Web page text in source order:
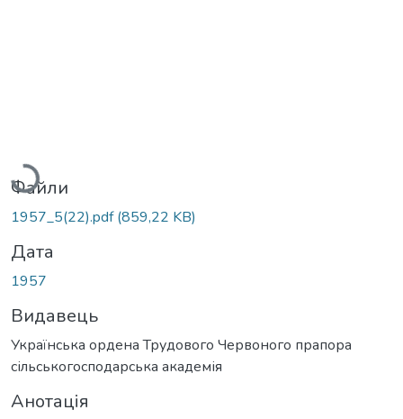
Вантажиться...
Файли
1957_5(22).pdf(859,22 KB)
Дата
1957
Видавець
Українська ордена Трудового Червоного прапора
сільськогосподарська академія
Анотація